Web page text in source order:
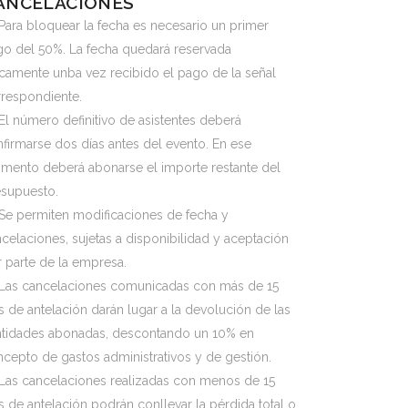
bloquear la fecha es necesario un primer
del 50%. La fecha quedará reservada
unba vez recibido el pago de la señal
número definitivo de asistentes deberá
dos días antes del evento. En ese
deberá abonarse el importe restante del
permiten modificaciones de fecha y
sujetas a disponibilidad y aceptación
parte de la empresa.
cancelaciones comunicadas con más de 15
de antelación darán lugar a la devolución de las
abonadas, descontando un 10% en
de gastos administrativos y de gestión.
cancelaciones realizadas con menos de 15
de antelación podrán conllevar la pérdida total o